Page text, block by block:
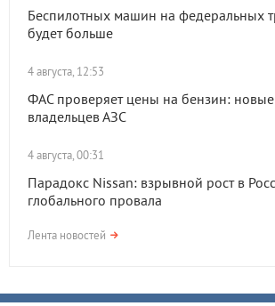
Беспилотных машин на федеральных
будет больше
4 августа, 12:53
ФАС проверяет цены на бензин:
владельцев АЗС
4 августа, 00:31
Парадокс Nissan: взрывной рост в
глобального провала
Лента новостей